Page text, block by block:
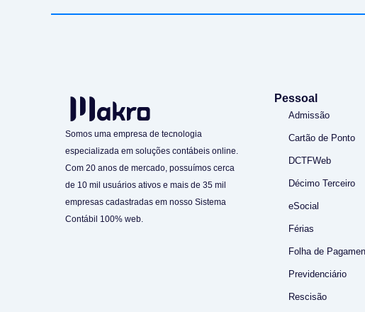
Somos uma empresa de tecnologia
especializada em soluções contábeis online.
Com 20 anos de mercado, possuímos cerca
de 10 mil usuários ativos e mais de 35 mil
empresas cadastradas em nosso Sistema
Contábil 100% web.
Pessoal
Admissão
Cartão de Ponto
DCTFWeb
Décimo Terceiro
eSocial
Férias
Folha de
Previdenciário
Rescisão